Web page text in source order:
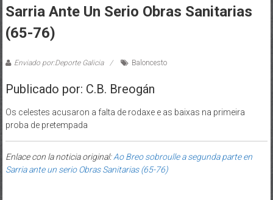
Sarria Ante Un Serio Obras Sanitarias
(65-76)
Enviado por:Deporte Galicia Baloncesto
Publicado por: C.B. Breogán
Os celestes acusaron a falta de rodaxe e as baixas na primeira
proba de pretempada
Enlace con la noticia original:Ao Breo sobroulle a segunda parte en
Sarria ante un serio Obras Sanitarias (65-76)